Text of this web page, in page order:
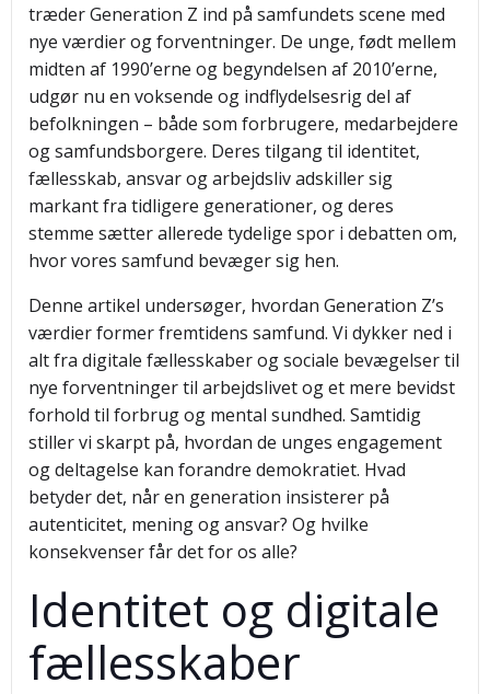
træder Generation Z ind på samfundets scene med
nye værdier og forventninger. De unge, født mellem
midten af 1990’erne og begyndelsen af 2010’erne,
udgør nu en voksende og indflydelsesrig del af
befolkningen – både som forbrugere, medarbejdere
og samfundsborgere. Deres tilgang til identitet,
fællesskab, ansvar og arbejdsliv adskiller sig
markant fra tidligere generationer, og deres
stemme sætter allerede tydelige spor i debatten om,
hvor vores samfund bevæger sig hen.
Denne artikel undersøger, hvordan Generation Z’s
værdier former fremtidens samfund. Vi dykker ned i
alt fra digitale fællesskaber og sociale bevægelser til
nye forventninger til arbejdslivet og et mere bevidst
forhold til forbrug og mental sundhed. Samtidig
stiller vi skarpt på, hvordan de unges engagement
og deltagelse kan forandre demokratiet. Hvad
betyder det, når en generation insisterer på
autenticitet, mening og ansvar? Og hvilke
konsekvenser får det for os alle?
Identitet og digitale
fællesskaber